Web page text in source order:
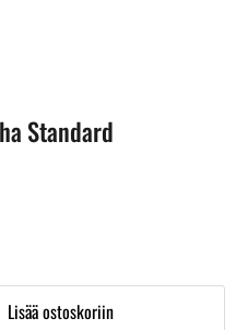
Standard
Lisää ostoskoriin